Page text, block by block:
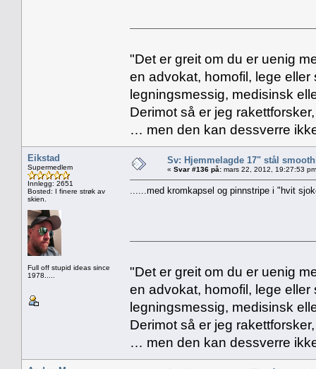
"Det er greit om du er uenig
en advokat, homofil, lege
legningsmessig, medisinsk
Derimot så er jeg
… men den kan dessverre
Eikstad
Supermedlem
Innlegg: 2651
Bosted: I finere strøk av
skien.
Full off stupid ideas since
1978.....
Sv: Hjemmelagde 17" stål
« Svar #136 på: mars 22, 2012, 19:27:53
......med kromkapsel og pinnstripe i "hvit
"Det er greit om du er uenig
en advokat, homofil, lege
legningsmessig, medisinsk
Derimot så er jeg
… men den kan dessverre